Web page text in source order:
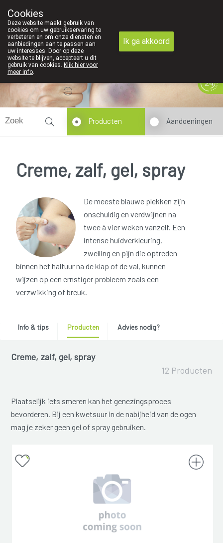
Vandaag
Producten Aandoeningen
Creme, zalf, gel, spray
De meeste blauwe plekken zijn
onschuldig en verdwijnen na
twee à vier weken vanzelf. Een
intense huidverkleuring,
zwelling en pijn die optreden
binnen het halfuur na de klap of de val, kunnen
wijzen op een ernstiger probleem zoals een
verzwikking of breuk.
Info & tips Producten Advies nodig?
Creme, zalf, gel, spray
12 Producten
Plaatselijk iets smeren kan het genezingsproces
bevorderen. Bij een kwetsuur in de nabijheid van de ogen
mag je zeker geen gel of spray gebruiken.
Cookies
Deze website maakt gebruik van
cookies om uw gebruikservaring te
verbeteren en om onze diensten en
aanbiedingen aan te passen aan
uw interesses. Door op deze
website te blijven, accepteert u dit
gebruik van cookies. Klik hier voor
meer info.
Ik ga akkoord